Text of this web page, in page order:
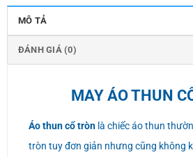
MÔ TẢ
ĐÁNH GIÁ (0)
MAY ÁO THUN
Áo thun cổ trònlà chiếc áo thun
tròn tuy đơn giản nhưng cũng không